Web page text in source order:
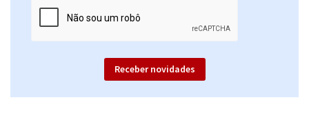
Receber novidades